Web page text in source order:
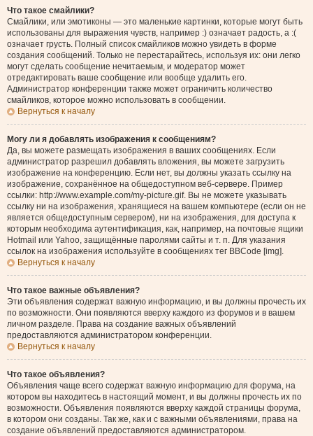
Что такое смайлики?
Смайлики, или эмотиконы — это маленькие картинки, которые могут быть
использованы для выражения чувств, например :) означает радость, а :(
означает грусть. Полный список смайликов можно увидеть в форме
создания сообщений. Только не перестарайтесь, используя их: они легко
могут сделать сообщение нечитаемым, и модератор может
отредактировать ваше сообщение или вообще удалить его.
Администратор конференции также может ограничить количество
смайликов, которое можно использовать в сообщении.
Вернуться к началу
Могу ли я добавлять изображения к сообщениям?
Да, вы можете размещать изображения в ваших сообщениях. Если
администратор разрешил добавлять вложения, вы можете загрузить
изображение на конференцию. Если нет, вы должны указать ссылку на
изображение, сохранённое на общедоступном веб-сервере. Пример
ссылки: http://www.example.com/my-picture.gif. Вы не можете указывать
ссылку ни на изображения, хранящиеся на вашем компьютере (если он не
является общедоступным сервером), ни на изображения, для доступа к
которым необходима аутентификация, как, например, на почтовые ящики
Hotmail или Yahoo, защищённые паролями сайты и т. п. Для указания
ссылок на изображения используйте в сообщениях тег BBCode [img].
Вернуться к началу
Что такое важные объявления?
Эти объявления содержат важную информацию, и вы должны прочесть их
по возможности. Они появляются вверху каждого из форумов и в вашем
личном разделе. Права на создание важных объявлений
предоставляются администратором конференции.
Вернуться к началу
Что такое объявления?
Объявления чаще всего содержат важную информацию для форума, на
котором вы находитесь в настоящий момент, и вы должны прочесть их по
возможности. Объявления появляются вверху каждой страницы форума,
в котором они созданы. Так же, как и с важными объявлениями, права на
создание объявлений предоставляются администратором.